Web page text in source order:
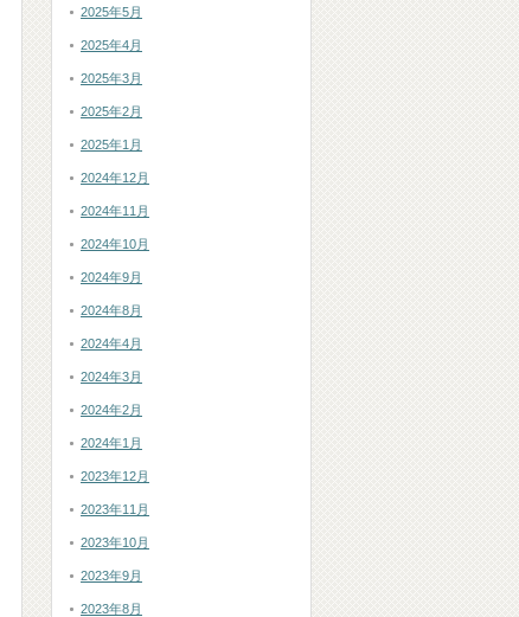
2025年5月
2025年4月
2025年3月
2025年2月
2025年1月
2024年12月
2024年11月
2024年10月
2024年9月
2024年8月
2024年4月
2024年3月
2024年2月
2024年1月
2023年12月
2023年11月
2023年10月
2023年9月
2023年8月